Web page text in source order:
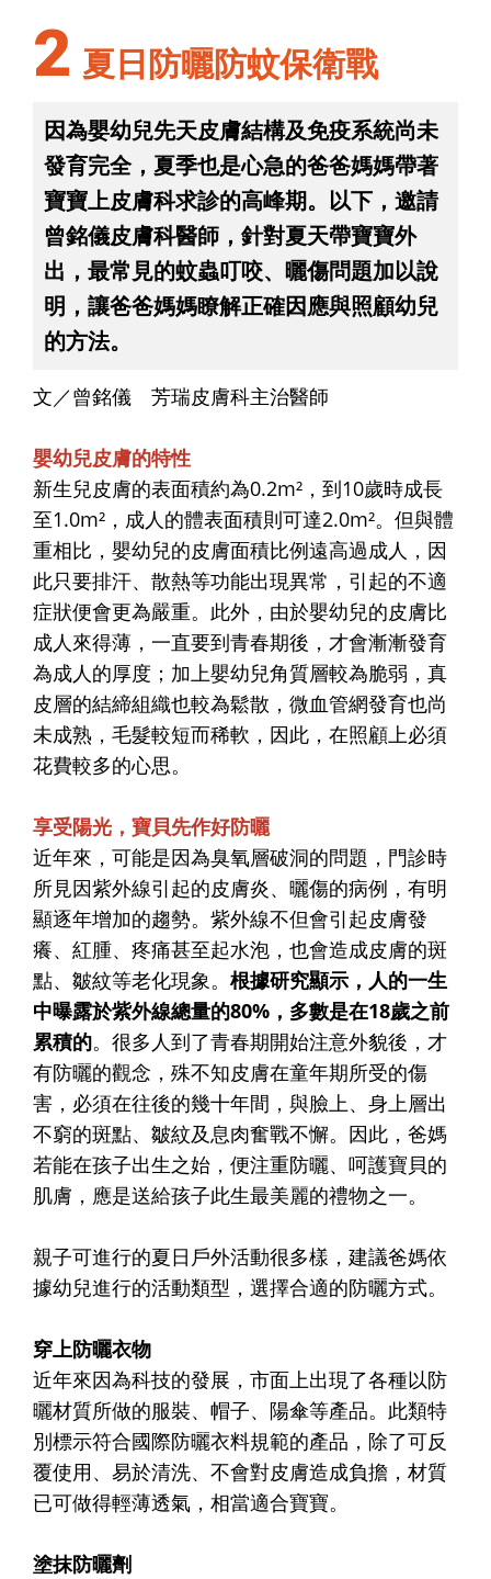
2 夏日防曬防蚊保衛戰
因為嬰幼兒先天皮膚結構及免疫系統尚未
發育完全，夏季也是心急的爸爸媽媽帶著
寶寶上皮膚科求診的高峰期。以下，邀請
曾銘儀皮膚科醫師，針對夏天帶寶寶外
出，最常見的蚊蟲叮咬、曬傷問題加以說
明，讓爸爸媽媽瞭解正確因應與照顧幼兒
的方法。
文／曾銘儀 芳瑞皮膚科主治醫師
嬰幼兒皮膚的特性
新生兒皮膚的表面積約為0.2m²，到10歲時成長
至1.0m²，成人的體表面積則可達2.0m²。但與體
重相比，嬰幼兒的皮膚面積比例遠高過成人，因
此只要排汗、散熱等功能出現異常，引起的不適
症狀便會更為嚴重。此外，由於嬰幼兒的皮膚比
成人來得薄，一直要到青春期後，才會漸漸發育
為成人的厚度；加上嬰幼兒角質層較為脆弱，真
皮層的結締組織也較為鬆散，微血管網發育也尚
未成熟，毛髮較短而稀軟，因此，在照顧上必須
花費較多的心思。
享受陽光，寶貝先作好防曬
近年來，可能是因為臭氧層破洞的問題，門診時
所見因紫外線引起的皮膚炎、曬傷的病例，有明
顯逐年增加的趨勢。紫外線不但會引起皮膚發
癢、紅腫、疼痛甚至起水泡，也會造成皮膚的斑
點、皺紋等老化現象。 根據研究顯示，人的一生
中曝露於紫外線總量的80%，多數是在18歲之前
累積的。很多人到了青春期開始注意外貌後，才
有防曬的觀念，殊不知皮膚在童年期所受的傷
害，必須在往後的幾十年間，與臉上、身上層出
不窮的斑點、皺紋及息肉奮戰不懈。因此，爸媽
若能在孩子出生之始，便注重防曬、呵護寶貝的
肌膚，應是送給孩子此生最美麗的禮物之一。
親子可進行的夏日戶外活動很多樣，建議爸媽依
據幼兒進行的活動類型，選擇合適的防曬方式。
穿上防曬衣物
近年來因為科技的發展，市面上出現了各種以防
曬材質所做的服裝、帽子、陽傘等產品。此類特
別標示符合國際防曬衣料規範的產品，除了可反
覆使用、易於清洗、不會對皮膚造成負擔，材質
已可做得輕薄透氣，相當適合寶寶。
塗抹防曬劑